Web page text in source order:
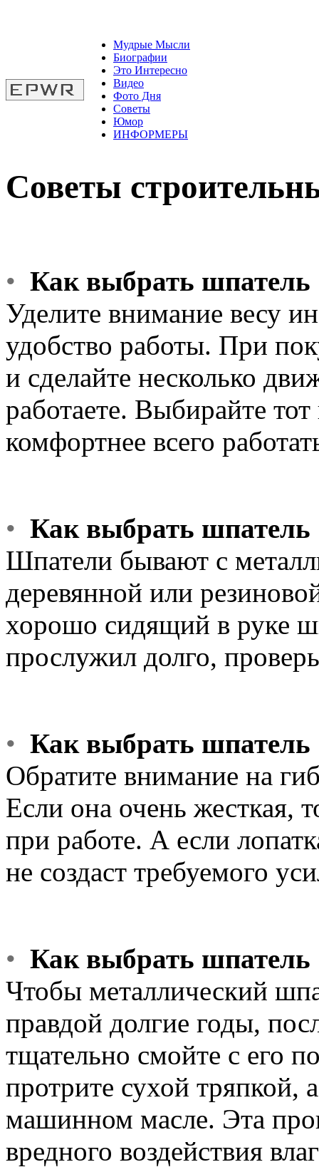
Мудрые Мысли
Биографии
Это Интересно
Видео
Фото Дня
Советы
Юмор
ИНФОРМЕРЫ
Советы
• Как выбрать шпатель
Уделите внимание весу
удобство работы. При
и сделайте несколько
работаете. Выбирайте
комфортнее всего
• Как выбрать шпатель
Шпатели бывают с
деревянной или
хорошо сидящий в руке
прослужил долго,
• Как выбрать шпатель
Обратите внимание на
Если она очень жесткая,
при работе. А если
не создаст требуемого
• Как выбрать шпатель
Чтобы металлический
правдой долгие годы,
тщательно смойте с его
протрите сухой тряпкой,
машинном масле. Эта
вредного воздействия